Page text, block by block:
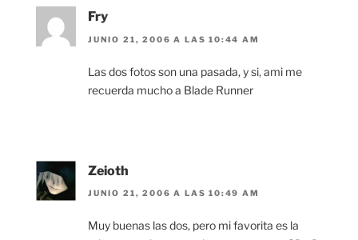
Fry
JUNIO 21, 2006 A LAS 10:44 AM
Las dos fotos son una pasada, y si, ami me
recuerda mucho a Blade Runner
Zeioth
JUNIO 21, 2006 A LAS 10:49 AM
Muy buenas las dos, pero mi favorita es la